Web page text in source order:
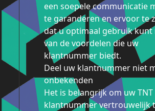
een soepele communicatie
te garanderen en ervoor te
dat u optimaal gebruik kunt
van de voordelen die uw
klantnummer biedt.
Deel uw klantnummer niet
onbekenden
Het is belangrijk om uw TNT
klantnummer vertrouwelijk